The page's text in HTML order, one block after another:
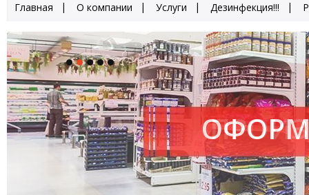
Главная О компании Услуги Дезинфекция!!!